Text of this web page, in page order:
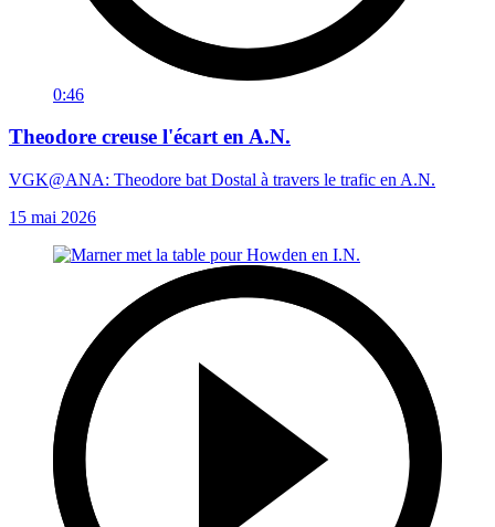
0:46
Theodore creuse l'écart en A.N.
VGK@ANA: Theodore bat Dostal à travers le trafic en A.N.
15 mai 2026